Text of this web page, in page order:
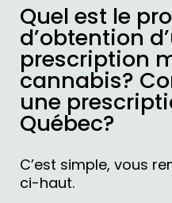
Quel est le
d’obtention
prescription
cannabis?
une
Québec?
C’est simple, vous
ci-haut.